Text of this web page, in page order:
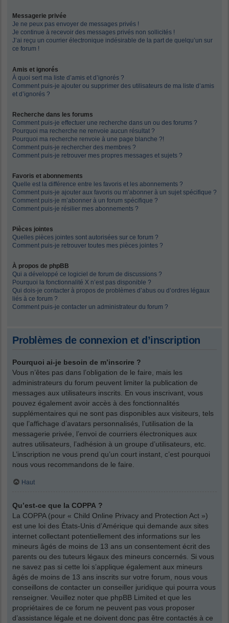
Messagerie privée
Je ne peux pas envoyer de messages privés !
Je continue à recevoir des messages privés non sollicités !
J’ai reçu un courrier électronique indésirable de la part de quelqu’un sur
ce forum !
Amis et ignorés
À quoi sert ma liste d’amis et d’ignorés ?
Comment puis-je ajouter ou supprimer des utilisateurs de ma liste d’amis
et d’ignorés ?
Recherche dans les forums
Comment puis-je effectuer une recherche dans un ou des forums ?
Pourquoi ma recherche ne renvoie aucun résultat ?
Pourquoi ma recherche renvoie à une page blanche ?!
Comment puis-je rechercher des membres ?
Comment puis-je retrouver mes propres messages et sujets ?
Favoris et abonnements
Quelle est la différence entre les favoris et les abonnements ?
Comment puis-je ajouter aux favoris ou m’abonner à un sujet spécifique ?
Comment puis-je m’abonner à un forum spécifique ?
Comment puis-je résilier mes abonnements ?
Pièces jointes
Quelles pièces jointes sont autorisées sur ce forum ?
Comment puis-je retrouver toutes mes pièces jointes ?
À propos de phpBB
Qui a développé ce logiciel de forum de discussions ?
Pourquoi la fonctionnalité X n’est pas disponible ?
Qui dois-je contacter à propos de problèmes d’abus ou d’ordres légaux
liés à ce forum ?
Comment puis-je contacter un administrateur du forum ?
Problèmes de connexion et d’inscription
Pourquoi ai-je besoin de m’inscrire ?
Vous n’êtes pas dans l’obligation de le faire, mais les
administrateurs du forum peuvent limiter la publication de
messages aux utilisateurs inscrits. En vous inscrivant, vous
pouvez également avoir accès à des fonctionnalités
supplémentaires qui ne sont pas disponibles aux visiteurs, tels
que l’affichage d’avatars personnalisés, l’utilisation de la
messagerie privée, l’envoi de courriers électroniques aux
autres utilisateurs, l’adhésion à un groupe d’utilisateurs, etc.
L’inscription ne vous prend qu’un court instant, c’est pourquoi
nous vous recommandons de le faire.
Haut
Qu’est-ce que la COPPA ?
La COPPA (pour « Child Online Privacy and Protection Act »)
est une loi des États-Unis d’Amérique qui demande aux sites
internet collectant potentiellement des informations sur les
mineurs âgés de moins de 13 ans un consentement écrit des
parents ou des tuteurs légaux des mineurs concernés. Si vous
ne savez pas si cette loi s’applique également aux mineurs
âgés de moins de 13 ans inscrits sur votre forum, nous vous
conseillons de contacter un conseiller juridique qui pourra vous
renseigner. Veuillez noter que phpBB Limited et que les
propriétaires de ce forum ne peuvent pas vous proposer
d’assistance légale et ne doivent donc pas être contactés à ce